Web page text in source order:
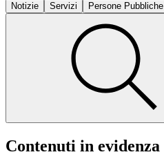
Notizie
Servizi Persone Pubbliche
Contenuti in evidenza